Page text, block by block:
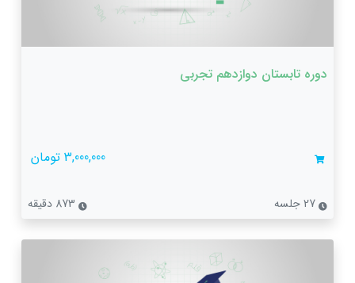
دوره تابستان دوازدهم تجربی
3,000,000 تومان